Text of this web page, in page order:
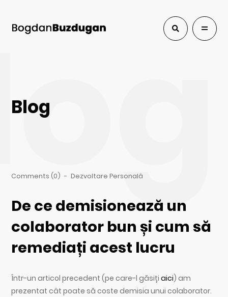
Blog
Comments (0) - Dezvoltare Personală
De ce demisionează un
colaborator bun și cum să
remediați acest lucru
Într-un articol precedent (pe care-l găsițiaici) am
prezentat cât poate să coste demisia unui colaborator.